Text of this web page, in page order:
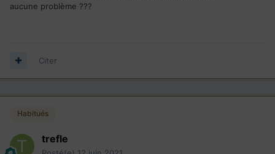
aucune problème ???
Citer
Habitués
trefle